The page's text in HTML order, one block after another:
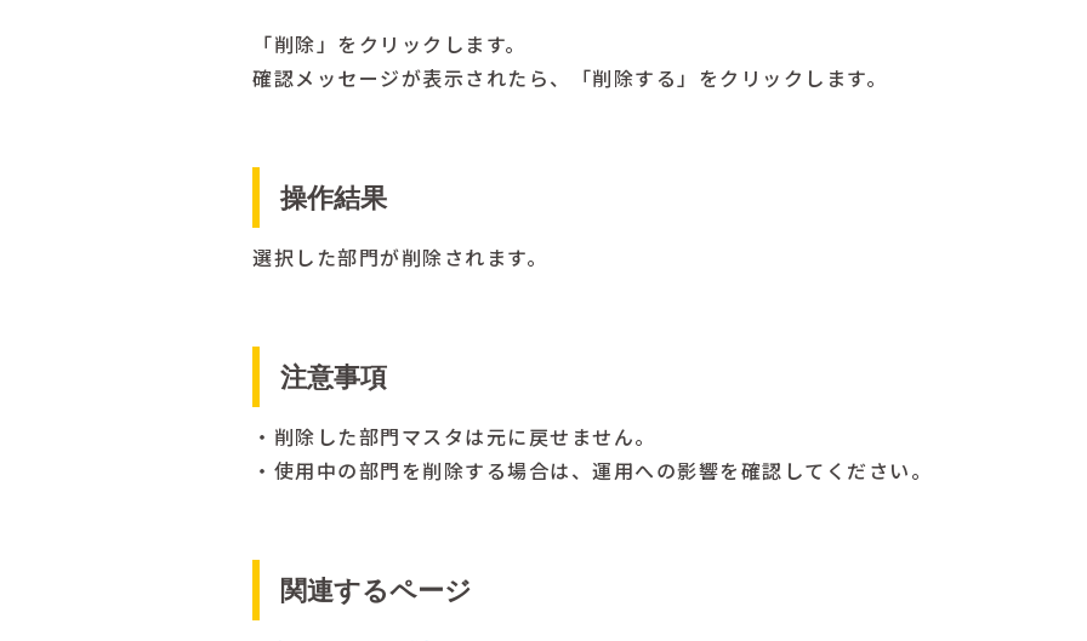
「削除」をクリックします。
確認メッセージが表示されたら、「削除する」をクリックします。
操作結果
選択した部門が削除されます。
注意事項
・削除した部門マスタは元に戻せません。
・使用中の部門を削除する場合は、運用への影響を確認してください。
関連するページ